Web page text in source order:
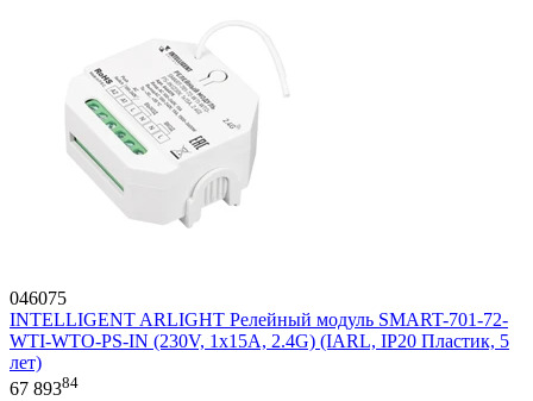
046075
INTELLIGENT ARLIGHT Релейный модуль SMART-701-72-
WTI-WTO-PS-IN (230V, 1x15A, 2.4G) (IARL, IP20 Пластик, 5
лет)
67 89384